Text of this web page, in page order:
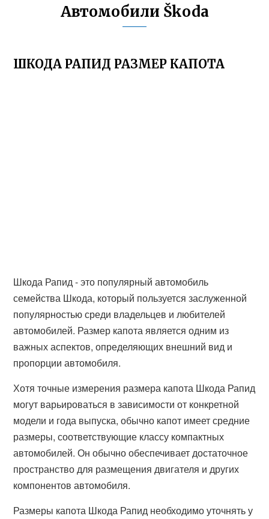
Автомобили Škoda
ШКОДА РАПИД РАЗМЕР КАПОТА
Шкода Рапид - это популярный автомобиль
семейства Шкода, который пользуется заслуженной
популярностью среди владельцев и любителей
автомобилей. Размер капота является одним из
важных аспектов, определяющих внешний вид и
пропорции автомобиля.
Хотя точные измерения размера капота Шкода Рапид
могут варьироваться в зависимости от конкретной
модели и года выпуска, обычно капот имеет средние
размеры, соответствующие классу компактных
автомобилей. Он обычно обеспечивает достаточное
пространство для размещения двигателя и других
компонентов автомобиля.
Размеры капота Шкода Рапид необходимо уточнять у